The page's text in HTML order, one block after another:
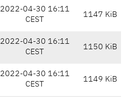
2022-04-30 16:11
CEST
1147 KiB
2022-04-30 16:11
CEST
1150 KiB
2022-04-30 16:11
CEST
1149 KiB